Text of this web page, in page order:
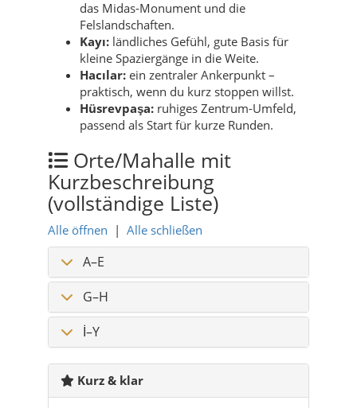
das Midas-Monument und die
Felslandschaften.
Kayı: ländliches Gefühl, gute Basis für
kleine Spaziergänge in die Weite.
Hacılar: ein zentraler Ankerpunkt –
praktisch, wenn du kurz stoppen willst.
Hüsrevpaşa: ruhiges Zentrum-Umfeld,
passend als Start für kurze Runden.
Orte/Mahalle mit
Kurzbeschreibung
(vollständige Liste)
Alle öffnen | Alle schließen
A–E
G–H
İ–Y
Kurz & klar